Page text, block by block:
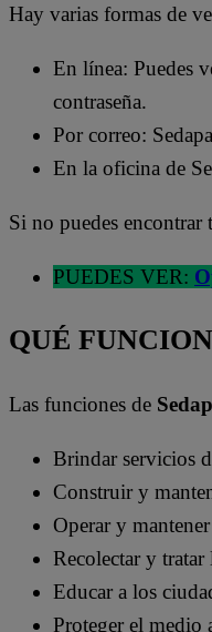
Hay varias formas de
En línea: Puedes
contraseña.
Por correo:
En la oficina de
Si no puedes encontrar
PUEDES VER:
QUÉ
Las funciones de
Brindar servicios
Construir y
Operar y
Recolectar y tratar
Educar a los
Proteger el medio